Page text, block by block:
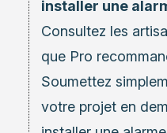
installer une
Consultez les
que Pro
Soumettez
votre projet en